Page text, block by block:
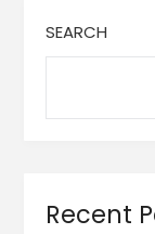
SEARCH
Recent